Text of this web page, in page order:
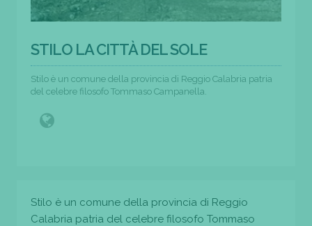
STILO LA CITTÀ DEL SOLE
Stilo è un comune della provincia di Reggio Calabria patria
del celebre filosofo Tommaso Campanella.
Stilo è un comune della provincia di Reggio
Calabria patria del celebre filosofo Tommaso